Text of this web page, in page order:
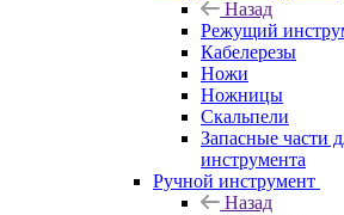
Назад
Режущий
Кабелерезы
Ножи
Ножницы
Скальпели
Запасные части
инструмента
Ручной инструмент
Назад